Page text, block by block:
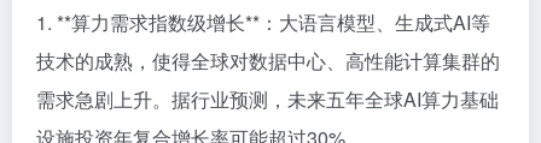
1. **算力需求指数级增长**：大语言模型、生成式AI等
技术的成熟，使得全球对数据中心、高性能计算集群的
需求急剧上升。据行业预测，未来五年全球AI算力基础